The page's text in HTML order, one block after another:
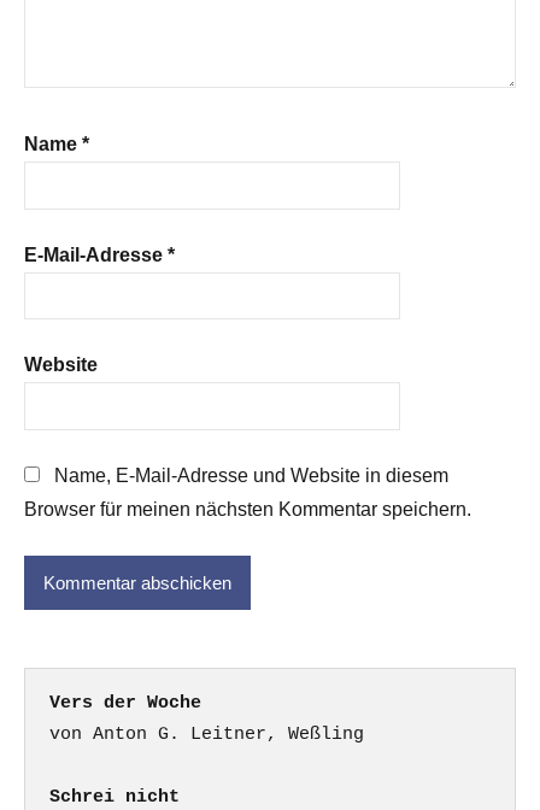
Name *
E-Mail-Adresse *
Website
Name, E-Mail-Adresse und Website in diesem
Browser für meinen nächsten Kommentar speichern.
Vers der Woche
Schrei nicht